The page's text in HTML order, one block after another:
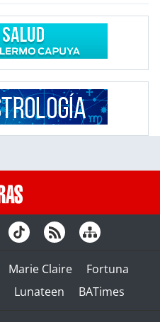
Marie Claire
Fortuna
Lunateen BATimes